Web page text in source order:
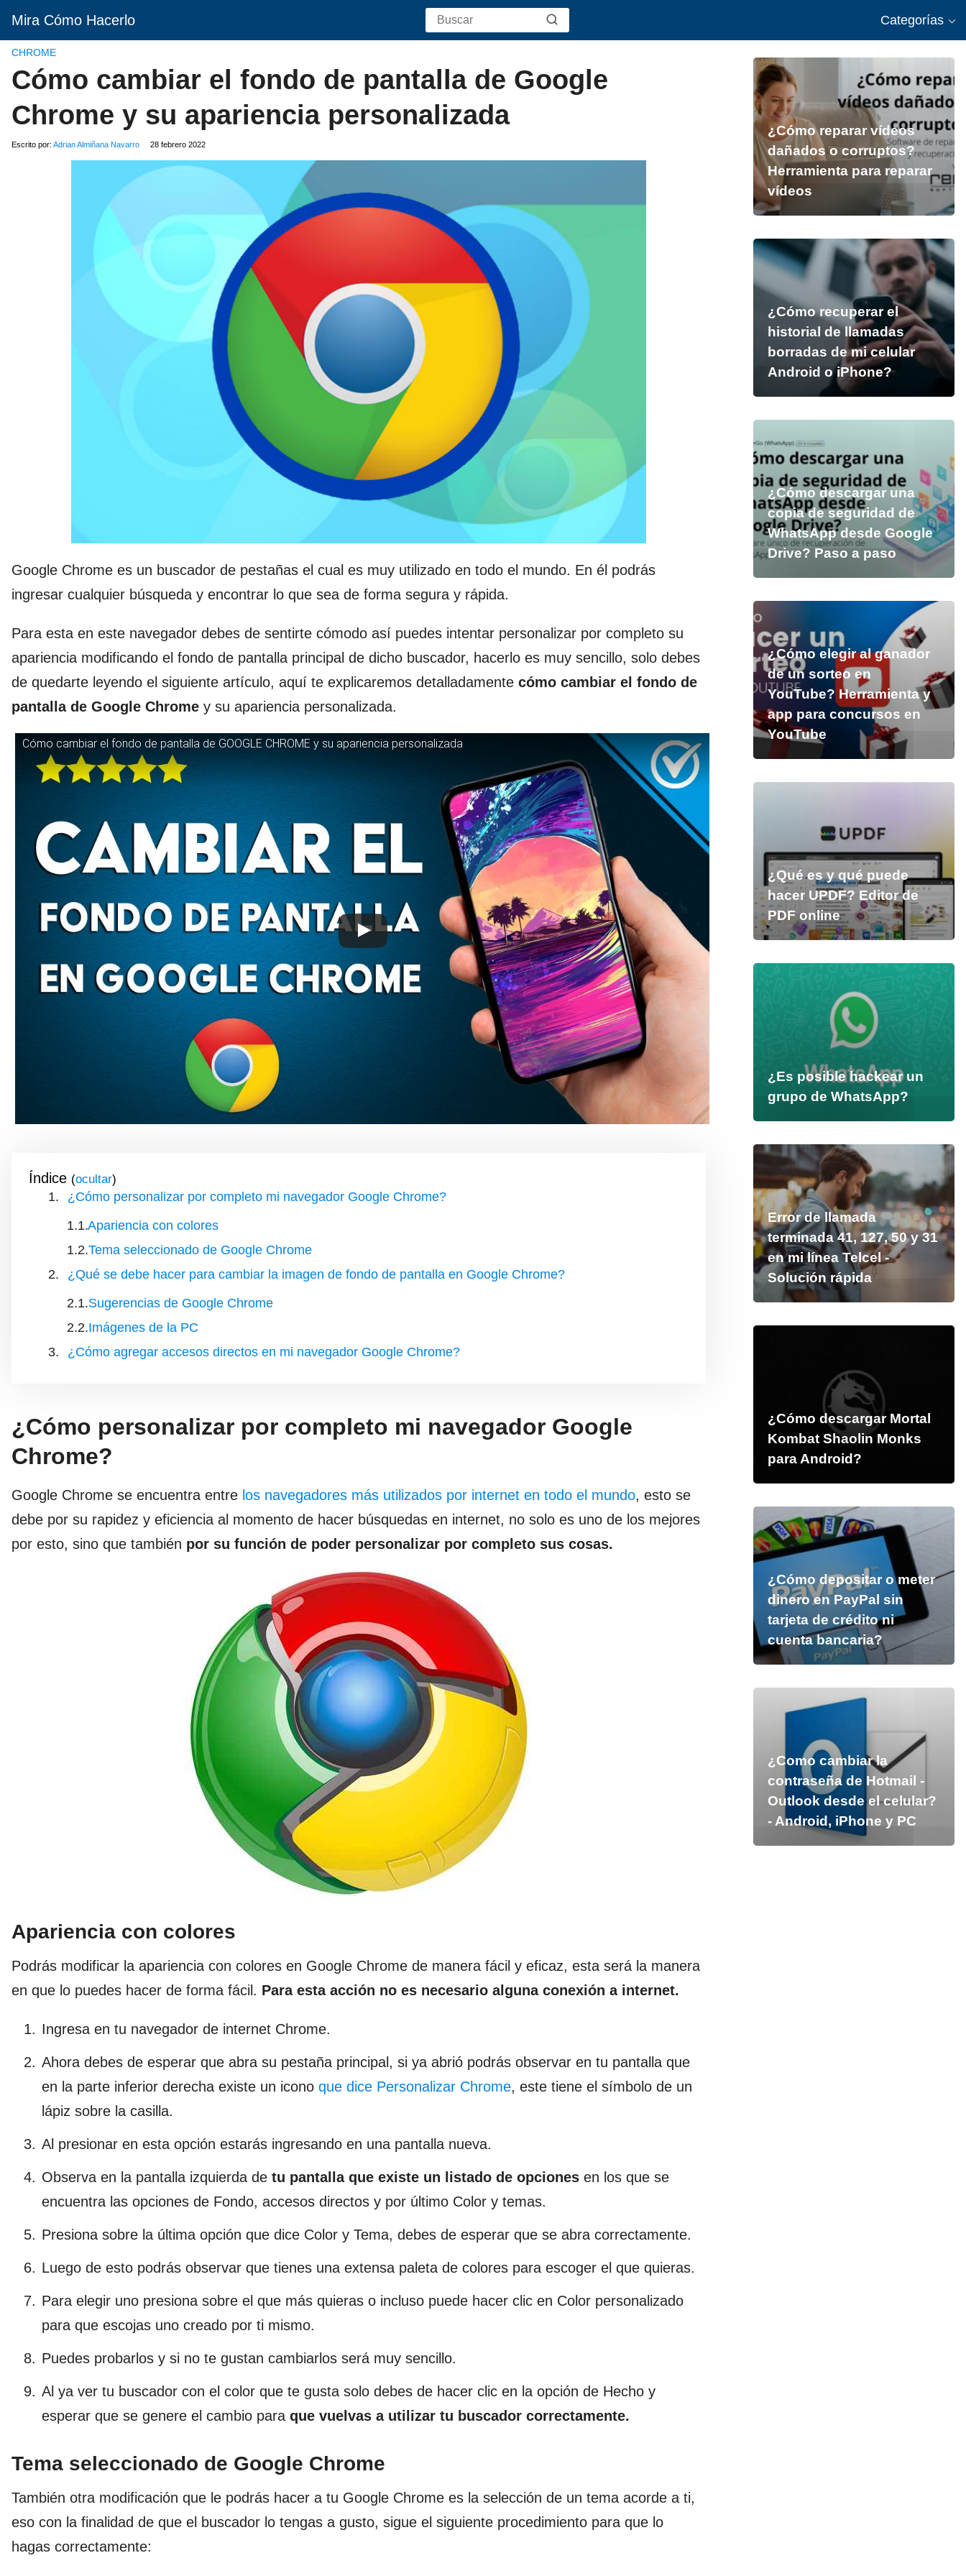
Mira Cómo Hacerlo Categorías
CHROME
Cómo cambiar el fondo de pantalla de Google
Chrome y su apariencia personalizada
Escrito por: Adrian Almiñana Navarro 28 febrero 2022
Google Chrome es un buscador de pestañas el cual es muy utilizado en todo el mundo. En él podrás
ingresar cualquier búsqueda y encontrar lo que sea de forma segura y rápida.
Para esta en este navegador debes de sentirte cómodo así puedes intentar personalizar por completo su
apariencia modificando el fondo de pantalla principal de dicho buscador, hacerlo es muy sencillo, solo debes
de quedarte leyendo el siguiente artículo, aquí te explicaremos detalladamente cómo cambiar el fondo de
pantalla de Google Chrome y su apariencia personalizada.
Cómo cambiar el fondo de pantalla de GOOGLE CHROME y su apariencia personalizada
Índice ( )
¿Cómo personalizar por completo mi navegador Google Chrome?
Apariencia con colores
Tema seleccionado de Google Chrome
¿Qué se debe hacer para cambiar la imagen de fondo de pantalla en Google Chrome?
Sugerencias de Google Chrome
Imágenes de la PC
¿Cómo agregar accesos directos en mi navegador Google Chrome?
¿Cómo personalizar por completo mi navegador Google
Chrome?
Google Chrome se encuentra entre los navegadores más utilizados por internet en todo el mundo, esto se
debe por su rapidez y eficiencia al momento de hacer búsquedas en internet, no solo es uno de los mejores
por esto, sino que también por su función de poder personalizar por completo sus cosas.
Apariencia con colores
Podrás modificar la apariencia con colores en Google Chrome de manera fácil y eficaz, esta será la manera
en que lo puedes hacer de forma fácil. Para esta acción no es necesario alguna conexión a internet.
Ingresa en tu navegador de internet Chrome.
Ahora debes de esperar que abra su pestaña principal, si ya abrió podrás observar en tu pantalla que
en la parte inferior derecha existe un icono que dice Personalizar Chrome, este tiene el símbolo de un
lápiz sobre la casilla.
Al presionar en esta opción estarás ingresando en una pantalla nueva.
Observa en la pantalla izquierda de tu pantalla que existe un listado de opciones en los que se
encuentra las opciones de Fondo, accesos directos y por último Color y temas.
Presiona sobre la última opción que dice Color y Tema, debes de esperar que se abra correctamente.
Luego de esto podrás observar que tienes una extensa paleta de colores para escoger el que quieras.
Para elegir uno presiona sobre el que más quieras o incluso puede hacer clic en Color personalizado
para que escojas uno creado por ti mismo.
Puedes probarlos y si no te gustan cambiarlos será muy sencillo.
Al ya ver tu buscador con el color que te gusta solo debes de hacer clic en la opción de Hecho y
esperar que se genere el cambio para que vuelvas a utilizar tu buscador correctamente.
Tema seleccionado de Google Chrome
También otra modificación que le podrás hacer a tu Google Chrome es la selección de un tema acorde a ti,
eso con la finalidad de que el buscador lo tengas a gusto, sigue el siguiente procedimiento para que lo
hagas correctamente:
¿Cómo reparar vídeos
dañados o corruptos?
Herramienta para reparar
vídeos
¿Cómo recuperar el
historial de llamadas
borradas de mi celular
Android o iPhone?
¿Cómo descargar una
copia de seguridad de
WhatsApp desde Google
Drive? Paso a paso
¿Cómo elegir al ganador
de un sorteo en
YouTube? Herramienta y
app para concursos en
YouTube
¿Qué es y qué puede
hacer UPDF? Editor de
PDF online
¿Es posible hackear un
grupo de WhatsApp?
Error de llamada
terminada 41, 127, 50 y 31
en mi línea Telcel -
Solución rápida
¿Cómo descargar Mortal
Kombat Shaolin Monks
para Android?
¿Cómo depositar o meter
dinero en PayPal sin
tarjeta de crédito ni
cuenta bancaria?
¿Como cambiar la
contraseña de Hotmail -
Outlook desde el celular?
- Android, iPhone y PC